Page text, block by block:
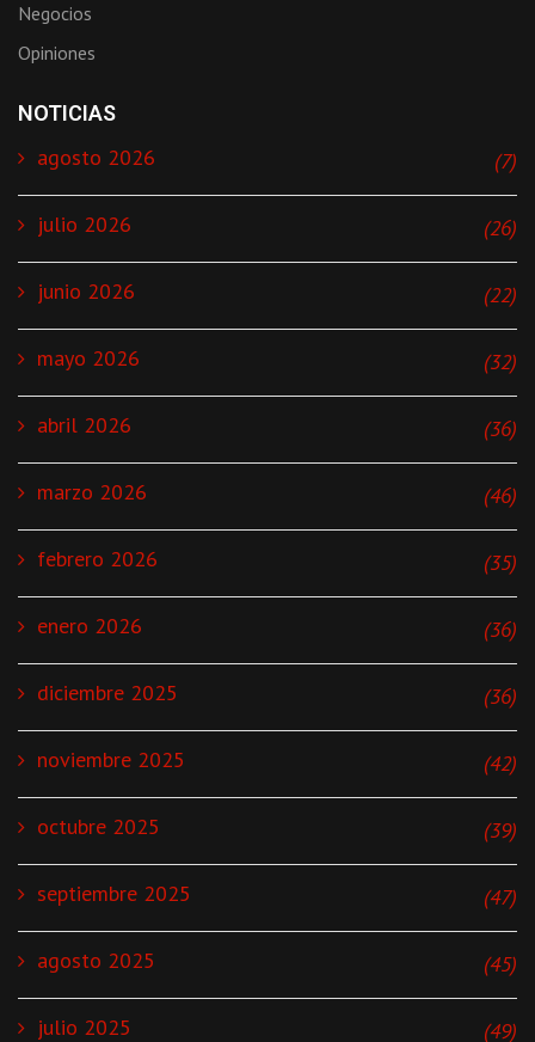
Negocios
Opiniones
NOTICIAS
agosto 2026 (7)
julio 2026 (26)
junio 2026 (22)
mayo 2026 (32)
abril 2026 (36)
marzo 2026 (46)
febrero 2026 (35)
enero 2026 (36)
diciembre 2025 (36)
noviembre 2025 (42)
octubre 2025 (39)
septiembre 2025 (47)
agosto 2025 (45)
julio 2025 (49)